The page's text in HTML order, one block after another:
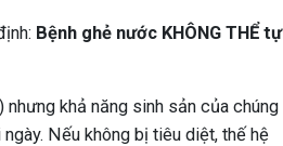
Bệnh ghẻ nước KHÔNG THỂ tự
khả năng sinh sản của chúng
Nếu không bị tiêu diệt, thế hệ